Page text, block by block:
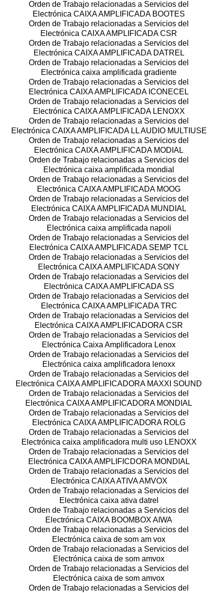
Orden de Trabajo relacionadas a Servicios del
Electrónica CAIXA AMPLIFICADA BOOTES
Orden de Trabajo relacionadas a Servicios del
Electrónica CAIXA AMPLIFICADA CSR
Orden de Trabajo relacionadas a Servicios del
Electrónica CAIXA AMPLIFICADA DATREL
Orden de Trabajo relacionadas a Servicios del
Electrónica caixa amplificada gradiente
Orden de Trabajo relacionadas a Servicios del
Electrónica CAIXA AMPLIFICADA ICONECEL
Orden de Trabajo relacionadas a Servicios del
Electrónica CAIXA AMPLIFICADA LENOXX
Orden de Trabajo relacionadas a Servicios del
Electrónica CAIXA AMPLIFICADA LL AUDIO MULTIUSE
Orden de Trabajo relacionadas a Servicios del
Electrónica CAIXA AMPLIFICADA MODIAL
Orden de Trabajo relacionadas a Servicios del
Electrónica caixa amplificada mondial
Orden de Trabajo relacionadas a Servicios del
Electrónica CAIXA AMPLIFICADA MOOG
Orden de Trabajo relacionadas a Servicios del
Electrónica CAIXA AMPLIFICADA MUNDIAL
Orden de Trabajo relacionadas a Servicios del
Electrónica caixa amplificada napoli
Orden de Trabajo relacionadas a Servicios del
Electrónica CAIXA AMPLIFICADA SEMP TCL
Orden de Trabajo relacionadas a Servicios del
Electrónica CAIXA AMPLIFICADA SONY
Orden de Trabajo relacionadas a Servicios del
Electrónica CAIXA AMPLIFICADA SS
Orden de Trabajo relacionadas a Servicios del
Electrónica CAIXA AMPLIFICADA TRC
Orden de Trabajo relacionadas a Servicios del
Electrónica CAIXA AMPLIFICADORA CSR
Orden de Trabajo relacionadas a Servicios del
Electrónica Caixa Amplificadora Lenox
Orden de Trabajo relacionadas a Servicios del
Electrónica caixa amplificadora lenoxx
Orden de Trabajo relacionadas a Servicios del
Electrónica CAIXA AMPLIFICADORA MAXXI SOUND
Orden de Trabajo relacionadas a Servicios del
Electrónica CAIXA AMPLIFICADORA MONDIAL
Orden de Trabajo relacionadas a Servicios del
Electrónica CAIXA AMPLIFICADORA ROLG
Orden de Trabajo relacionadas a Servicios del
Electrónica caixa amplificadora multi uso LENOXX
Orden de Trabajo relacionadas a Servicios del
Electrónica CAIXA AMPLIFICDORA MONDIAL
Orden de Trabajo relacionadas a Servicios del
Electrónica CAIXA ATIVA AMVOX
Orden de Trabajo relacionadas a Servicios del
Electrónica caixa ativa datrel
Orden de Trabajo relacionadas a Servicios del
Electrónica CAIXA BOOMBOX AIWA
Orden de Trabajo relacionadas a Servicios del
Electrónica caixa de som am vox
Orden de Trabajo relacionadas a Servicios del
Electrónica caixa de som amvox
Orden de Trabajo relacionadas a Servicios del
Electrónica caixa de som amvox
Orden de Trabajo relacionadas a Servicios del